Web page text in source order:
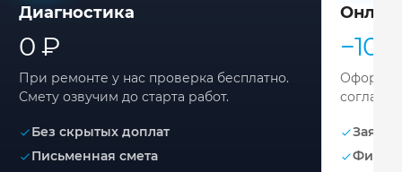
Диагностика
0 ₽
При ремонте у нас проверка бесплатно.
Смету озвучим до старта работ.
Без скрытых доплат
Письменная смета
−10%
Заявка